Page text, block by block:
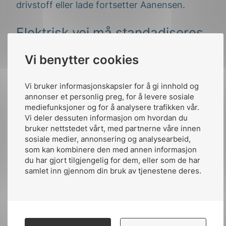
Vi benytter cookies
Vi bruker informasjonskapsler for å gi innhold og
annonser et personlig preg, for å levere sosiale
mediefunksjoner og for å analysere trafikken vår.
Vi deler dessuten informasjon om hvordan du
bruker nettstedet vårt, med partnerne våre innen
sosiale medier, annonsering og analysearbeid,
som kan kombinere den med annen informasjon
du har gjort tilgjengelig for dem, eller som de har
samlet inn gjennom din bruk av tjenestene deres.
drivstoff eller lade fortsetter Aanensen.
Elektrisk vei må standadiseres
Landbasert transport står for 20 % av de
redusere dette i tråd med forpliktelsene i
Paris-avtalen er tiden inne for å handle. NEK
Eltransportforum er en arena for aktører
innen infrastruktur for elektrifisert transport,
hvor formålet er å finne felles løsninger. Uten
felles løsninger vil det ikke være mulig å
endre transportsektoren til å bli utslippsfri.
Forutsigbarhet er avgjørende for transportør